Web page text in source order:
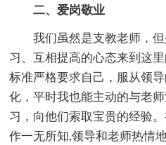
二、爱岗敬业
我们虽然是支教老师，但
习、互相提高的心态来到这
标准严格要求自己，服从领
化，平时我也能主动的与老
习，向他们索取宝贵的经验
作一无所知,领导和老师热情